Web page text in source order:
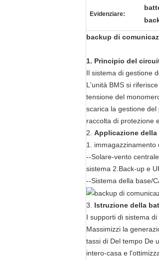
Evidenziare:
backup di
1. Principio del
Il sistema di gestione
L'unità BMS si
tensione del
scarica la gestione
raccolta di protezione
2. Applicazione della
1. immagazzinamento
--Solare-vento
sistema 2.Back-up e
--Sistema della base/
3. Istruzione della
I supporti di sistema
Massimizzi la
tassi di Del tempo De
intero-casa e